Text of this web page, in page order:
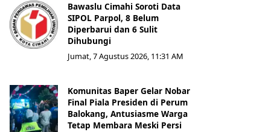
Bawaslu Cimahi Soroti Data
SIPOL Parpol, 8 Belum
Diperbarui dan 6 Sulit
Dihubungi
Jumat, 7 Agustus 2026, 11:31 AM
Komunitas Baper Gelar Nobar
Final Piala Presiden di Perum
Balokang, Antusiasme Warga
Tetap Membara Meski Persi